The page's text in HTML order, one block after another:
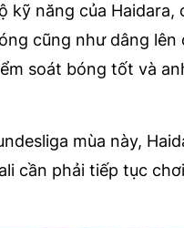
năng của Haidara,
cũng như dâng lên
soát bóng tốt và
mùa này,
cần phải tiếp tục